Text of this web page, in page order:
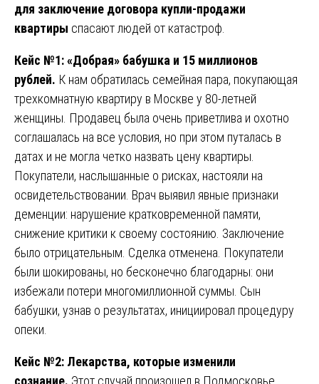
для заключение договора купли-продажи
квартиры спасают людей от катастроф.
Кейс №1: «Добрая» бабушка и 15 миллионов
рублей. К нам обратилась семейная пара, покупающая
трехкомнатную квартиру в Москве у 80-летней
женщины. Продавец была очень приветлива и охотно
соглашалась на все условия, но при этом путалась в
датах и не могла четко назвать цену квартиры.
Покупатели, наслышанные о рисках, настояли на
освидетельствовании. Врач выявил явные признаки
деменции: нарушение кратковременной памяти,
снижение критики к своему состоянию. Заключение
было отрицательным. Сделка отменена. Покупатели
были шокированы, но бесконечно благодарны: они
избежали потери многомиллионной суммы. Сын
бабушки, узнав о результатах, инициировал процедуру
опеки.
Кейс №2: Лекарства, которые изменили
сознание. Этот случай произошел в Подмосковье.